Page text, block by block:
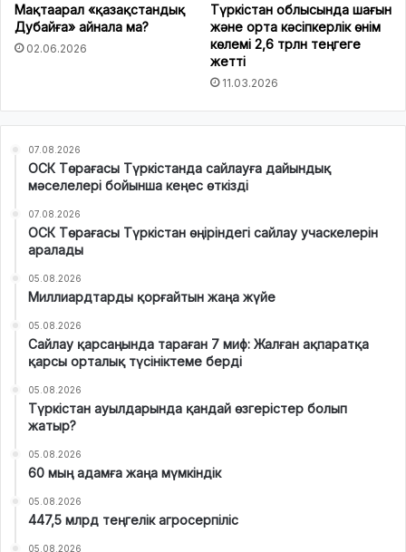
Мақтаарал «қазақстандық
Дубайға» айнала ма?
02.06.2026
Түркістан облысында шағын
және орта кәсіпкерлік өнім
көлемі 2,6 трлн теңгеге
жетті
11.03.2026
07.08.2026
ОСК Төрағасы Түркістанда сайлауға дайындық
мәселелері бойынша кеңес өткізді
07.08.2026
ОСК Төрағасы Түркістан өңіріндегі сайлау учаскелерін
аралады
05.08.2026
Миллиардтарды қорғайтын жаңа жүйе
05.08.2026
Сайлау қарсаңында тараған 7 миф: Жалған ақпаратқа
қарсы орталық түсініктеме берді
05.08.2026
Түркістан ауылдарында қандай өзгерістер болып
жатыр?
05.08.2026
60 мың адамға жаңа мүмкіндік
05.08.2026
447,5 млрд теңгелік агросерпіліс
05.08.2026